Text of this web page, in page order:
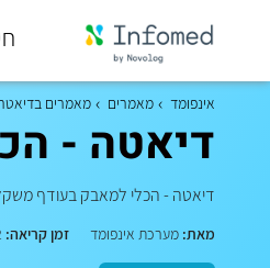
סוף
אינפומד מאמרים מאמרים
דיאטה -
דיאטה - הכלי למאבק בעודף
מאת: מערכת אינפומד זמן קריאה: